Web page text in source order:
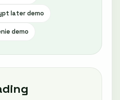
later demo
demo